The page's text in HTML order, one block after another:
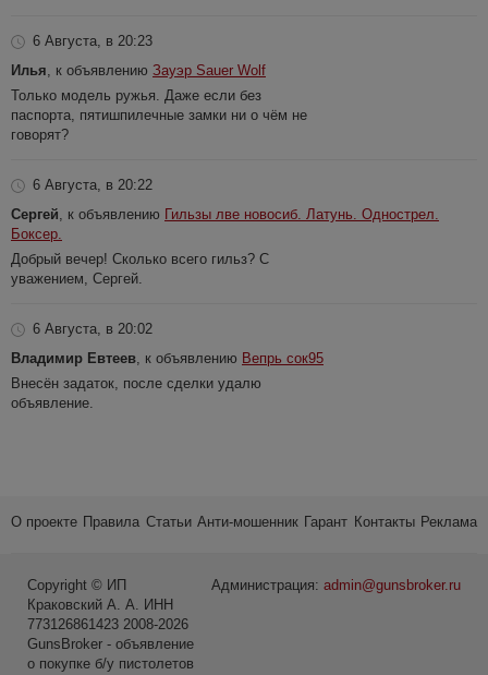
6 Августа, в 20:23
Илья , к объявлению Зауэр Sauer Wolf
Только модель ружья. Даже если без
паспорта, пятишпилечные замки ни о чём не
говорят?
6 Августа, в 20:22
Сергей , к объявлению Гильзы лве новосиб. Латунь. Однострел.
Боксер.
Добрый вечер! Сколько всего гильз? С
уважением, Сергей.
6 Августа, в 20:02
Владимир Евтеев , к объявлению Вепрь сок95
Внесён задаток, после сделки удалю
объявление.
О проекте Правила Статьи Анти-мошенник Гарант Контакты Реклама
Администрация: admin@gunsbroker.ru
Copyright © ИП
Краковский А. А. ИНН
773126861423 2008-2026
GunsBroker - объявление
о покупке б/у пистолетов